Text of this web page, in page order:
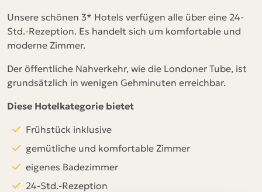
Unsere schönen 3* Hotels verfügen alle über eine 24-
Std.-Rezeption. Es handelt sich um komfortable und
moderne Zimmer.
Der öffentliche Nahverkehr, wie die Londoner Tube, ist
grundsätzlich in wenigen Gehminuten erreichbar.
Diese Hotelkategorie bietet
Frühstück inklusive
gemütliche und komfortable Zimmer
eigenes Badezimmer
24-Std.-Rezeption